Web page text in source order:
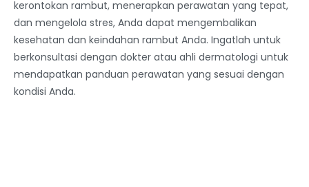
kerontokan rambut, menerapkan perawatan yang tepat,
dan mengelola stres, Anda dapat mengembalikan
kesehatan dan keindahan rambut Anda. Ingatlah untuk
berkonsultasi dengan dokter atau ahli dermatologi untuk
mendapatkan panduan perawatan yang sesuai dengan
kondisi Anda.